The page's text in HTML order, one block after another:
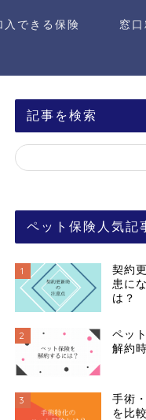
できる保険 窓
記事を検索
ペット保険人気記
1
契約
患に
は？
2
ペッ
解約
3
手術
を比